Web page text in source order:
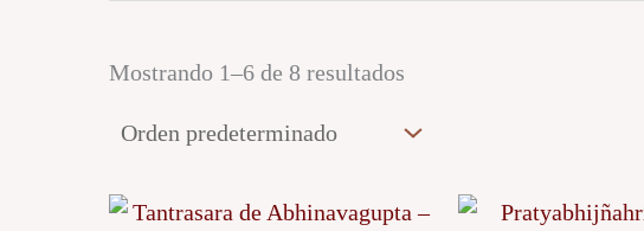
Mostrando 1–6 de 8 resultados